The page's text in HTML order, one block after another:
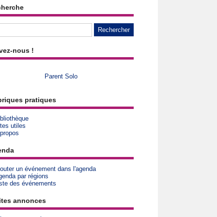
nous !
Parent Solo
pratiques
utiles
un événement dans l'agenda
par régions
des événements
annonces